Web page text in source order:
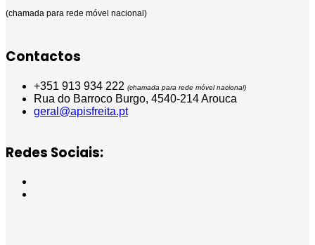
(chamada para rede móvel nacional)
Contactos
+351 913 934 222 (chamada para rede móvel nacional)
Rua do Barroco Burgo, 4540-214 Arouca
geral@apisfreita.pt
Redes Sociais: